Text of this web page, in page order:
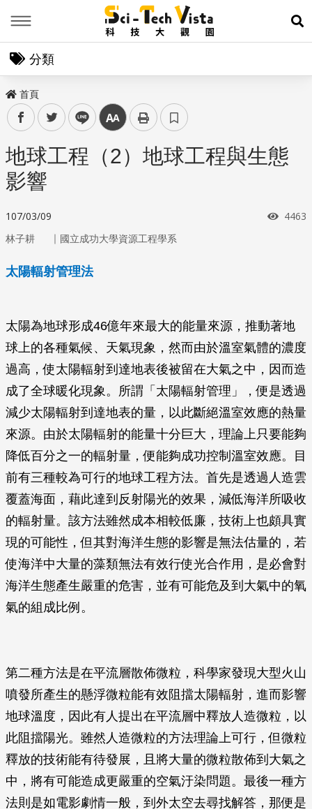
展
分類
首頁
facebooktwitter line 中
地球工程（2）地球工程與生態
影響
107/03/09 瀏覽
4463
林子耕 ｜ 國立成功大學資源工程學系
太陽輻射管理法
太陽為地球形成46億年來最大的能量來源，推動著地
球上的各種氣候、天氣現象，然而由於溫室氣體的濃度
過高，使太陽輻射到達地表後被留在大氣之中，因而造
成了全球暖化現象。所謂「太陽輻射管理」，便是透過
減少太陽輻射到達地表的量，以此斷絕溫室效應的熱量
來源。由於太陽輻射的能量十分巨大，理論上只要能夠
降低百分之一的輻射量，便能夠成功控制溫室效應。目
前有三種較為可行的地球工程方法。首先是透過人造雲
覆蓋海面，藉此達到反射陽光的效果，減低海洋所吸收
的輻射量。該方法雖然成本相較低廉，技術上也頗具實
現的可能性，但其對海洋生態的影響是無法估量的，若
使海洋中大量的藻類無法有效行使光合作用，是必會對
海洋生態產生嚴重的危害，並有可能危及到大氣中的氧
氣的組成比例。
第二種方法是在平流層散佈微粒，科學家發現大型火山
噴發所產生的懸浮微粒能有效阻擋太陽輻射，進而影響
地球溫度，因此有人提出在平流層中釋放人造微粒，以
此阻擋陽光。雖然人造微粒的方法理論上可行，但微粒
釋放的技術能有待發展，且將大量的微粒散佈到大氣之
中，將有可能造成更嚴重的空氣汙染問題。最後一種方
法則是如電影劇情一般，到外太空去尋找解答，那便是